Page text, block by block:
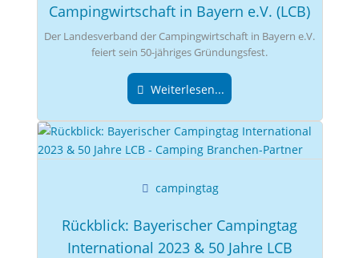
Campingwirtschaft in Bayern e.V. (LCB)
Der Landesverband der Campingwirtschaft in Bayern e.V.
feiert sein 50-jähriges Gründungsfest.
Weiterlesen...
Rückblick: Bayerischer Campingtag
International 2023 & 50 Jahre LCB
campingtag